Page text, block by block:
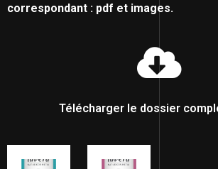
correspondant : pdf et images.
Télécharger le dossier